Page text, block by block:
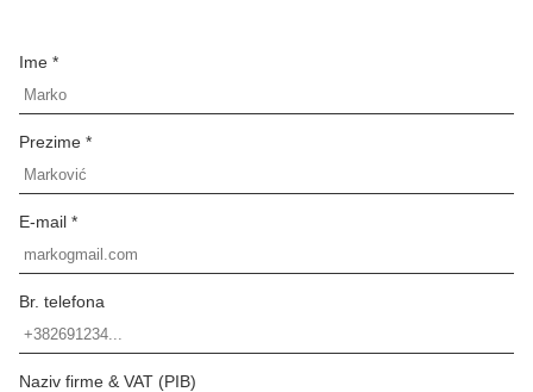
Ime *
Prezime *
E-mail *
Br. telefona
Naziv firme & VAT (PIB)